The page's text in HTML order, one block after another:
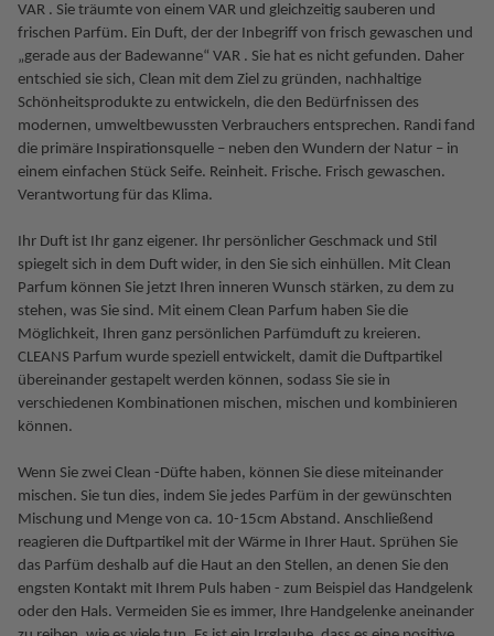
VAR . Sie träumte von einem VAR und gleichzeitig sauberen und
frischen Parfüm. Ein Duft, der der Inbegriff von frisch gewaschen und
„gerade aus der Badewanne“ VAR . Sie hat es nicht gefunden. Daher
entschied sie sich, Clean mit dem Ziel zu gründen, nachhaltige
Schönheitsprodukte zu entwickeln, die den Bedürfnissen des
modernen, umweltbewussten Verbrauchers entsprechen. Randi fand
die primäre Inspirationsquelle – neben den Wundern der Natur – in
einem einfachen Stück Seife. Reinheit. Frische. Frisch gewaschen.
Verantwortung für das Klima.
Ihr Duft ist Ihr ganz eigener. Ihr persönlicher Geschmack und Stil
spiegelt sich in dem Duft wider, in den Sie sich einhüllen. Mit Clean
Parfum können Sie jetzt Ihren inneren Wunsch stärken, zu dem zu
stehen, was Sie sind. Mit einem Clean Parfum haben Sie die
Möglichkeit, Ihren ganz persönlichen Parfümduft zu kreieren.
CLEANS Parfum wurde speziell entwickelt, damit die Duftpartikel
übereinander gestapelt werden können, sodass Sie sie in
verschiedenen Kombinationen mischen, mischen und kombinieren
können.
Wenn Sie zwei Clean -Düfte haben, können Sie diese miteinander
mischen. Sie tun dies, indem Sie jedes Parfüm in der gewünschten
Mischung und Menge von ca. 10-15cm Abstand. Anschließend
reagieren die Duftpartikel mit der Wärme in Ihrer Haut. Sprühen Sie
das Parfüm deshalb auf die Haut an den Stellen, an denen Sie den
engsten Kontakt mit Ihrem Puls haben - zum Beispiel das Handgelenk
oder den Hals. Vermeiden Sie es immer, Ihre Handgelenke aneinander